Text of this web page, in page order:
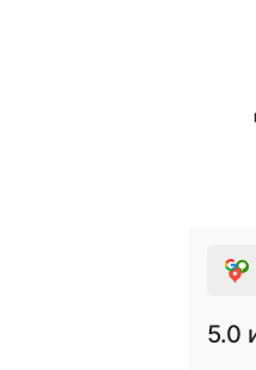
5.0